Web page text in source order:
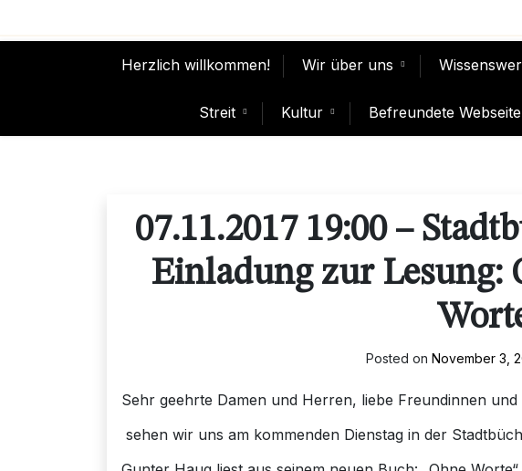
Herzlich willkommen! Wir über uns
Streit Kultur Befreundete
07.11.2017 19:00 –
Einladung zur Lesung:
Posted on November 3,
Sehr geehrte Damen und Herren, liebe Freundinnen
sehen wir uns am kommenden Dienstag in der